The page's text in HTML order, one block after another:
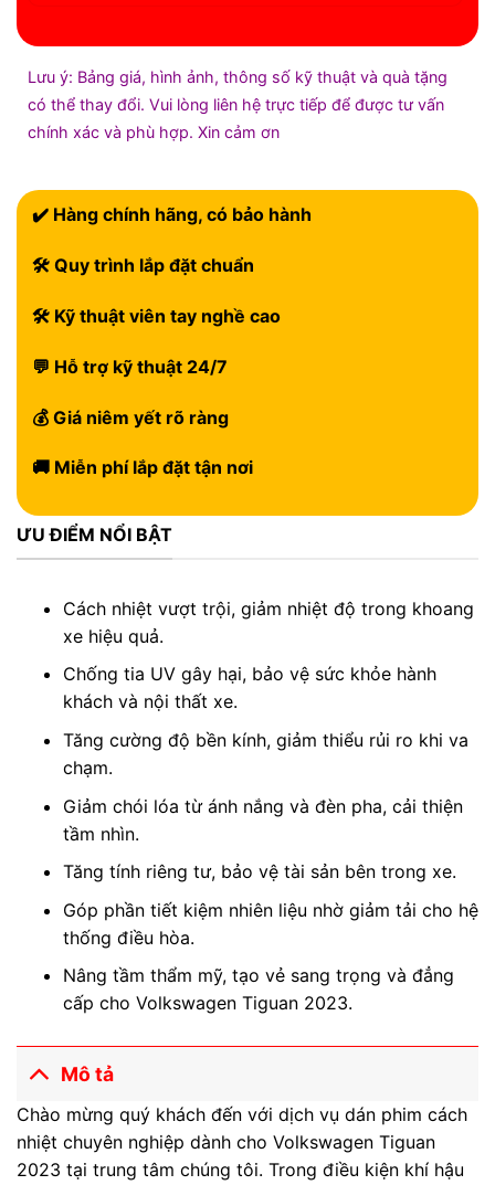
Lưu ý: Bảng giá, hình ảnh, thông số kỹ thuật và quà tặng
có thể thay đổi. Vui lòng liên hệ trực tiếp để được tư vấn
chính xác và phù hợp. Xin cảm ơn
✔️ Hàng chính hãng, có bảo hành
🛠 Quy trình lắp đặt chuẩn
🛠 Kỹ thuật viên tay nghề cao
💬 Hỗ trợ kỹ thuật 24/7
💰 Giá niêm yết rõ ràng
🚚 Miễn phí lắp đặt tận nơi
ƯU ĐIỂM NỔI BẬT
Cách nhiệt vượt trội, giảm nhiệt độ trong khoang
xe hiệu quả.
Chống tia UV gây hại, bảo vệ sức khỏe hành
khách và nội thất xe.
Tăng cường độ bền kính, giảm thiểu rủi ro khi va
chạm.
Giảm chói lóa từ ánh nắng và đèn pha, cải thiện
tầm nhìn.
Tăng tính riêng tư, bảo vệ tài sản bên trong xe.
Góp phần tiết kiệm nhiên liệu nhờ giảm tải cho hệ
thống điều hòa.
Nâng tầm thẩm mỹ, tạo vẻ sang trọng và đẳng
cấp cho Volkswagen Tiguan 2023.
Mô tả
Chào mừng quý khách đến với dịch vụ dán phim cách
nhiệt chuyên nghiệp dành cho Volkswagen Tiguan
2023 tại trung tâm chúng tôi. Trong điều kiện khí hậu